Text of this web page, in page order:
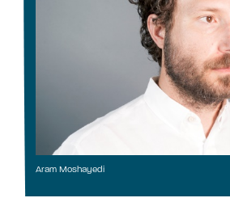
Aram Moshayedi